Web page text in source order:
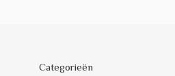
Categorieën